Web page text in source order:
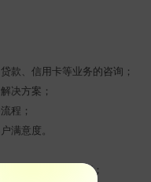
款、信用卡等业务的咨询；
决方案；
程；
满意度。
无相关经验者均可；